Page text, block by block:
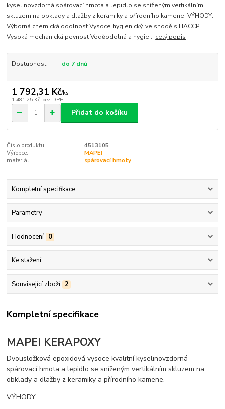
kyselinovzdorná spárovací hmota a lepidlo se sníženým vertikálním
skluzem na obklady a dlažby z keramiky a přírodního kamene. VÝHODY:
Výborná chemická odolnost Vysoce hygienický, ve shodě s HACCP
Vysoká mechanická pevnost Voděodolná a hygie... celý popis
Dostupnost do 7 dnů
1 792,31 Kč/ks
1 481,25 Kč bez DPH
Přidat do košíku
Číslo produktu:
4513105
Výrobce:
MAPEI
materiál:
spárovací hmoty
Kompletní specifikace
Parametry
Hodnocení 0
Ke stažení
Související zboží 2
Kompletní specifikace
MAPEI KERAPOXY
Dvousložková epoxidová vysoce kvalitní kyselinovzdorná
spárovací hmota a lepidlo se sníženým vertikálním skluzem na
obklady a dlažby z keramiky a přírodního kamene.
VÝHODY: